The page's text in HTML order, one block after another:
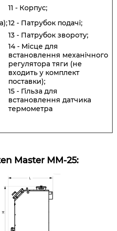
11 - Корпус;
12 - Патрубок подачі;
13 - Патрубок звороту;
14 - Місце для
встановлення механічного
регулятора тяги (не
входить у комплект
поставки);
15 - Гільза для
встановлення датчика
термометра
Master MM-25: